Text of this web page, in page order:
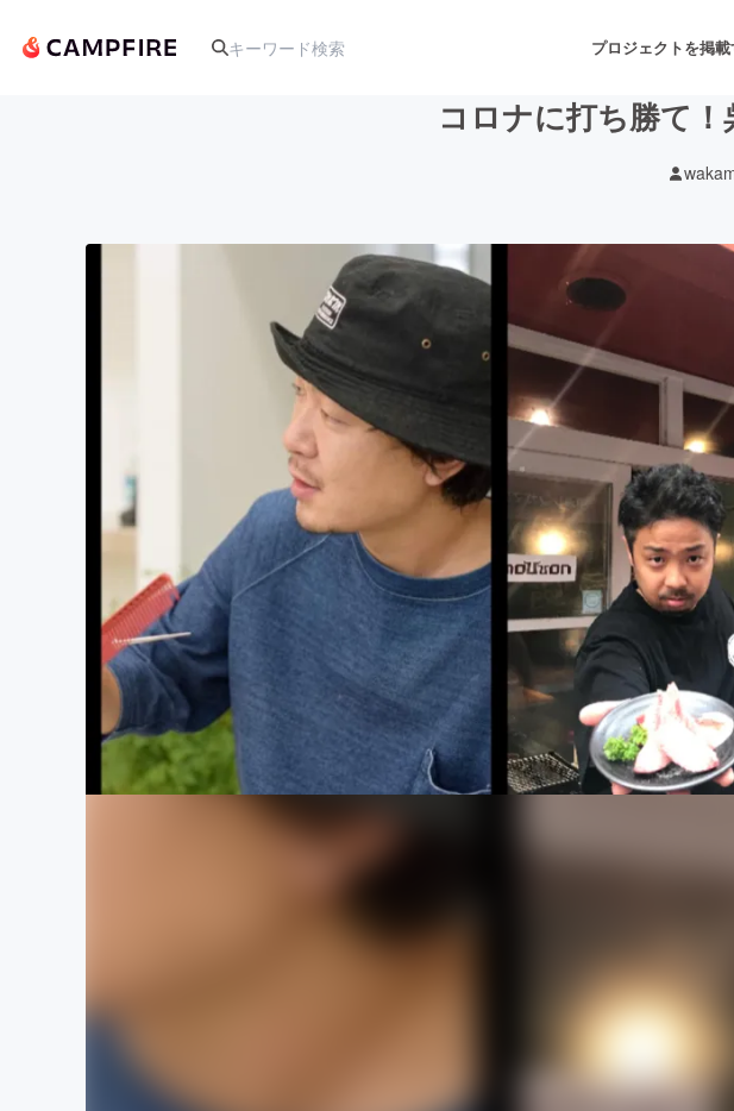
プロジェクトを掲
アート・写真 音楽
テクノロジー・ガジェット ゲーム・サービス開発
映像・映画 書籍・雑誌出版
ビジネス・起業 チャレンジ
まちづくり・地域活性化
CAMPFIRE
CAMPFIREふ
コロナに打ち勝て！